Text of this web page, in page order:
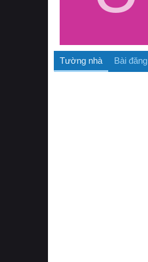
Tường nhà Bài đăng